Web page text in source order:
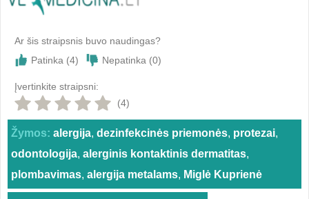
Ar šis straipsnis buvo naudingas?
Patinka (4) Nepatinka (0)
Įvertinkite straipsni:
(4)
Žymos: alergija, dezinfekcinės priemonės, protezai,
odontologija, alerginis kontaktinis dermatitas,
plombavimas, alergija metalams, Miglė Kuprienė